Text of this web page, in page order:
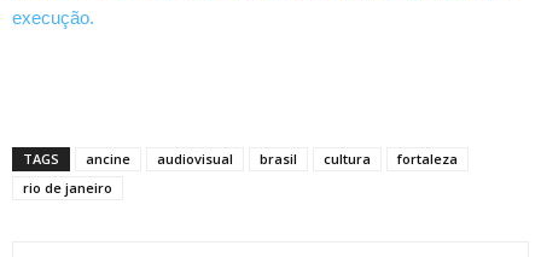
execução.
TAGS ancine audiovisual brasil cultura
fortaleza
rio de janeiro